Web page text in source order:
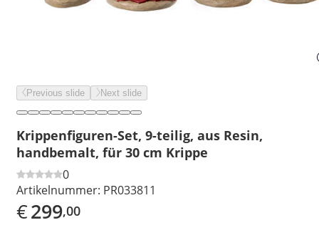
Previous slide Next slide
Krippenfiguren-Set, 9-teilig, aus Resin,
handbemalt, für 30 cm Krippe
0
Artikelnummer: PR033811
€299,00